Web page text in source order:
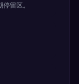
留区。